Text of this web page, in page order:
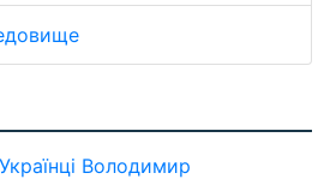
Українці Володимир